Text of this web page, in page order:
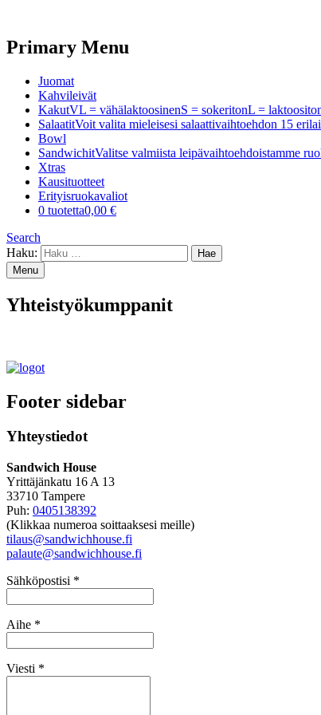
Primary Menu
Juomat
Kahvileivät
KakutVL = vähälaktoosinenS = sokeritonL =
SalaatitVoit valita mieleisesi salaattivaihtoehdon 15
Bowl
SandwichitValitse valmiista leipävaihtoehdoistamme
Xtras
Kausituotteet
Erityisruokavaliot
0 tuotetta0,00 €
Search
Haku:
Menu
Yhteistyökumppanit
Footer sidebar
Yhteystiedot
Sandwich House
Yrittäjänkatu 16 A 13
33710 Tampere
Puh: 0405138392
(Klikkaa numeroa soittaaksesi meille)
tilaus@sandwichhouse.fi
palaute@sandwichhouse.fi
Sähköpostisi *
Aihe *
Viesti *